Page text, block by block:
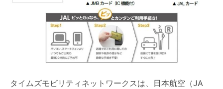
タイムズモビリティネットワークスは、日本航空（JA